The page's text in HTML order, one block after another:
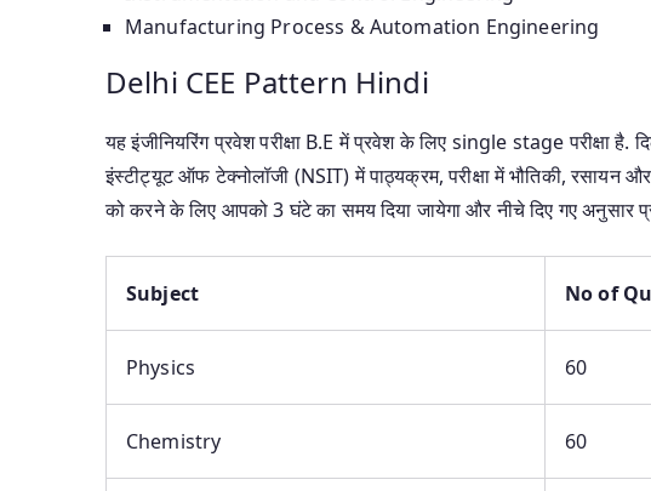
Manufacturing Process & Automation Engineering
Delhi CEE Pattern Hindi
यह इंजीनियरिंग प्रवेश परीक्षा B.E में प्रवेश के लिए single stage परीक्षा
इंस्टीट्यूट ऑफ टेक्नोलॉजी (NSIT) में पाठ्यक्रम, परीक्षा में भौतिकी, रसायन
को करने के लिए आपको 3 घंटे का समय दिया जायेगा और नीचे दिए गए
Subject No of
Physics 60
Chemistry 60